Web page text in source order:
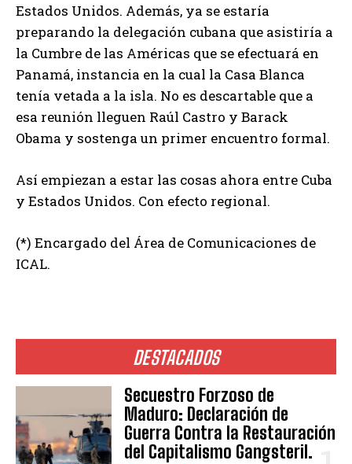
DESTACADOS
Secuestro Forzoso de
Maduro: Declaración de
Guerra Contra la Restauración
del Capitalismo Gangsteril.
Estados Unidos. Además, ya se estaría
preparando la delegación cubana que asistiría a
la Cumbre de las Américas que se efectuará en
Panamá, instancia en la cual la Casa Blanca
tenía vetada a la isla. No es descartable que a
esa reunión lleguen Raúl Castro y Barack
Obama y sostenga un primer encuentro formal.
Así empiezan a estar las cosas ahora entre Cuba
y Estados Unidos. Con efecto regional.
(*) Encargado del Área de Comunicaciones de
ICAL.